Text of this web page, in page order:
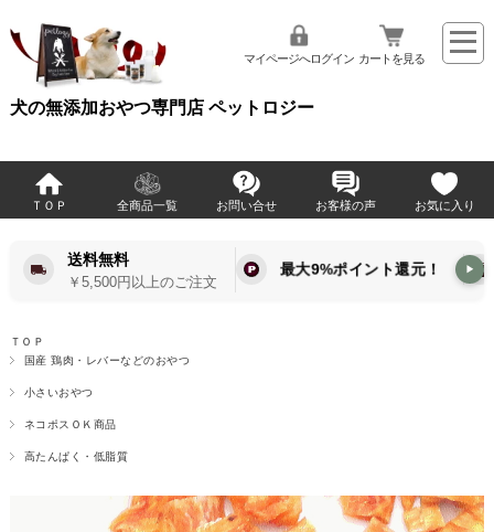
犬の無添加おやつ専門店 ペットロジー
マイページへログイン カートを見る
ＴＯＰ 全商品一覧 お問い合せ お客様の声 お気に入り
送料無料
￥5,500円以上のご注文
最大9%ポイント還元！ ▶
ＴＯＰ
国産 鶏肉・レバーなどのおやつ
小さいおやつ
ネコポスＯＫ商品
高たんぱく・低脂質